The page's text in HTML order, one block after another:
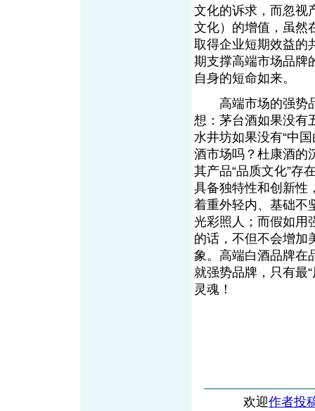
文化的诉求，而忽视
文化）的增值，虽然
取得企业短期效益的
期支撑高端市场品牌
自身的短命如来。
高端市场的强势品
想：茅台酒如果没有
水井坊如果没有“中
酒市场吗？杜康酒的
其产品“品质文化”存
具备独特性和创新性
着重外轻内、基础不
光彩照人；而假如用
的话，不但不会增加
象。高端白酒品牌在
就强势品牌，只有最
灵魂！
欢迎作者投